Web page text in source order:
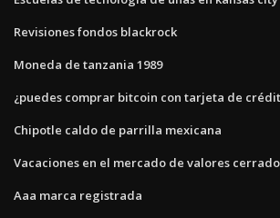
Revisiones fondos blackrock
Moneda de tanzania 1989
¿puedes comprar bitcoin con tarjeta de
Chipotle caldo de parrilla mexicana
Vacaciones en el mercado de valores cerrado
Aaa marca registrada